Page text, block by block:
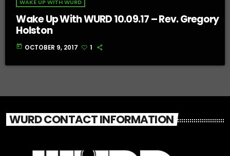
WAKE UP WITH WURD
Wake Up With WURD 10.09.17 – Rev. Gregory
Holston
today OCTOBER 9, 2017 1
WURD CONTACT INFORMATION